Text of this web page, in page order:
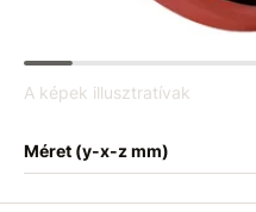
A képek illusztratívak
Méret (y-x-z mm)